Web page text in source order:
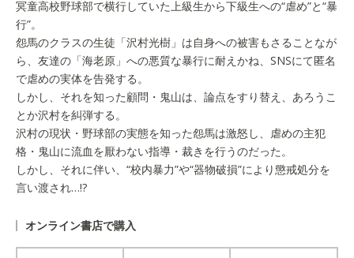
冥童高校野球部で横行していた上級生から下級生への“虐め”と“暴
行”。
怨馬のクラスの生徒「沢村光樹」は自身への被害もさることなが
ら、友達の「海老原」への悪質な暴行に耐えかね、SNSにて匿名
で虐めの実体を告発する。
しかし、それを知った顧問・鬼山は、論点をすり替え、あろうこ
とか沢村を糾弾する。
沢村の現状・野球部の実態を知った怨馬は激怒し、虐めの主犯
格・鬼山に流血を厭わない指導・裁きを行うのだった。
しかし、それに伴い、“校内暴力”や“器物破損”により懲戒処分を
言い渡され…!?
オンライン書店で購入